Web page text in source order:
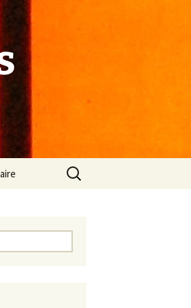
Pesquisar
por: